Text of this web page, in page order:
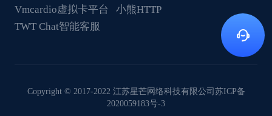
Vmcardio虚拟卡平台
小熊HTTP
TWT Chat智能客服
Copyright © 2017-2022 江苏星芒网络科技有限公司苏ICP备
2020059183号-3